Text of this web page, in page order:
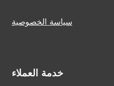
سياسة الخصوصية
خدمة العملاء